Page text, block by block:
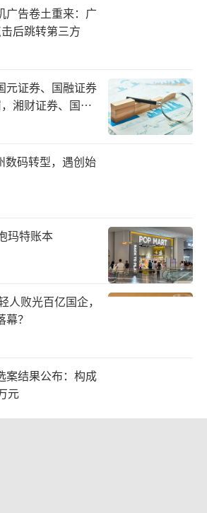
加盟商门店菜卖得越多，亏
年进入北京市场后，钱大
渐扩张，门店数量一度达到12
租金过高、门店单日客流量未
终，钱大妈选择退出北京市
成熟市场。
张速度放缓，并且有收缩态
露，截至2023年7月，全国门
家，这一数据相较2021年巅峰
年4月11日报道，钱大妈
肉的“东莞长安店”到2013年
经营的“深圳福田口岸店”，
升级开启门店焕新计划，12年
广告卷土重来：广
后跳转第三方
元证券、国融证券
湘财证券、国盛
数码转型，遇创始
玛特账本
人败光百亿国企，
？
案结果公布：构成
元